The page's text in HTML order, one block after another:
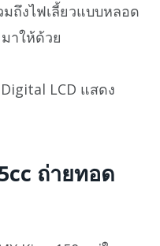
ถึงไฟเลี้ยวแบบหลอด
าให้ด้วย
LCD แสดง
ถ่ายทอด